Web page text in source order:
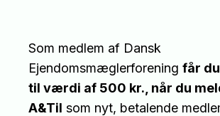
Som medlem af Dansk
Ejendomsmæglerforening får
til værdi af 500 kr., når du
A&Til som nyt, betalende